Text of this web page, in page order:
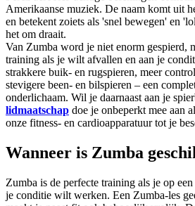
Amerikaanse muziek. De naam komt uit
en betekent zoiets als 'snel bewegen' en
het om draait.
Van Zumba word je niet enorm gespierd,
training als je wilt afvallen en aan je
strakkere buik- en rugspieren, meer
stevigere been- en bilspieren – een
onderlichaam. Wil je daarnaast aan je
lidmaatschap doe je onbeperkt mee aan
onze fitness- en cardioapparatuur tot je
Wanneer is Zumba
Zumba is de perfecte training als je op
je conditie wilt werken. Een Zumba-les